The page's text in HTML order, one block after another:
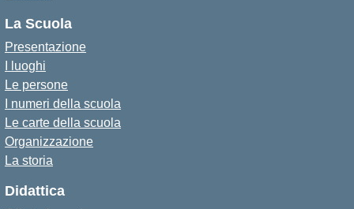
La Scuola
Presentazione
I luoghi
Le persone
I numeri della scuola
Le carte della scuola
Organizzazione
La storia
Didattica